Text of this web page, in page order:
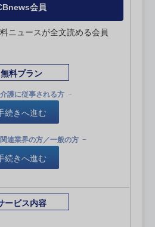
会員
ニュースが全文読める会員
無料プラン
護に従事される方
続きへ進む
連業界の方／一般の方
続きへ進む
ービス内容